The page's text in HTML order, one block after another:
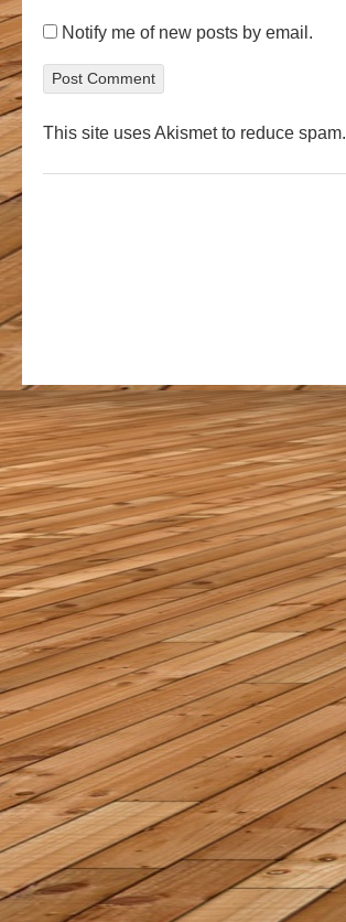
Notify me of new posts by email.
This site uses Akismet to reduce spam.